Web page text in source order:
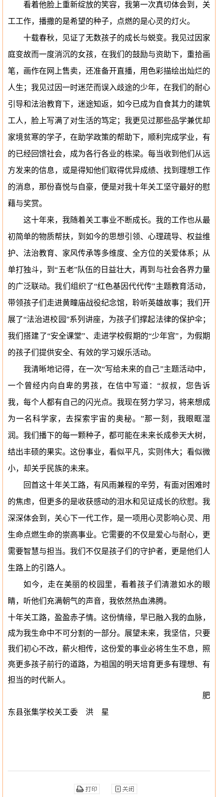
看着他脸上重新绽放的笑容，我第一次真切体会到，关
工工作，播撒的是希望的种子，点燃的是心灵的灯火。
十载春秋，见证了无数孩子的成长与蜕变。我见过因家
庭变故而一度消沉的女孩，在我们的鼓励与资助下，重拾画
笔，画作在网上售卖，还准备开直播，用色彩描绘出灿烂的
人生；我见过因一时迷茫而误入歧途的少年，在我们的耐心
引导和法治教育下，迷途知返，如今已成为自食其力的建筑
工人，脸上写满了对生活的笃定；我更见过那些品学兼优却
家境贫寒的学子，在助学政策的帮助下，顺利完成学业，有
的已经回馈社会，成为各行各业的栋梁。每当收到他们从远
方发来的信息，或是得知他们取得优异成绩、找到理想工作
的消息，那份喜悦与自豪，便是对我十年关工坚守最好的慰
藉与奖赏。
这十年来，我随着关工事业不断成长。我的工作也从最
初简单的物质帮扶，到如今的思想引领、心理疏导、权益维
护、法治教育、家风传承等多维度、全方位的关爱体系；从
单打独斗，到“五老”队伍的日益壮大，再到与社会各界力量
的广泛联动。我们组织了“红色基因代代传”主题教育活动，
带领孩子们走进黄疃庙战役纪念馆，聆听英雄故事；我们开
展了“法治进校园”系列讲座，为孩子们撑起法律的保护伞；
我们搭建了“安全课堂”、走进学校假期的“少年宫”，为假期
的孩子们提供安全、有效的学习娱乐活动。
我清晰地记得，在一次“写给未来的自己”主题活动中，
一个曾经内向自卑的男孩，在信中写道：“叔叔，您告诉
我，每个人都有自己的闪光点。我现在努力学习，将来想成
为一名科学家，去探索宇宙的奥秘。”那一刻，我眼眶湿
润。我们播下的每一颗种子，都可能在未来长成参天大树，
结出丰硕的果实。这份事业，看似平凡，实则伟大；看似微
小，却关乎民族的未来。
回首这十年关工路，有风雨兼程的辛劳，有面对困难时
的焦虑，但更多的是收获感动的泪水和见证成长的欣慰。我
深深体会到，关心下一代工作，是一项用心灵影响心灵、用
生命点燃生命的崇高事业。它需要的不仅是爱心与耐心，更
需要智慧与担当。我们不仅是孩子们的守护者，更是他们人
生路上的引路人。
如今，走在美丽的校园里，看着孩子们清澈如水的眼
睛，听他们充满朝气的声音，我依然热血沸腾。
十年关工路，盈盈赤子情。这份情缘，早已融入我的血脉，
成为我生命中不可分割的一部分。展望未来，我坚信，只要
我们初心不改，薪火相传，这份爱的事业必将生生不息，照
亮更多孩子前行的道路，为祖国的明天培育更多有理想、有
担当的时代新人。
肥
东县张集学校关工委 洪 星